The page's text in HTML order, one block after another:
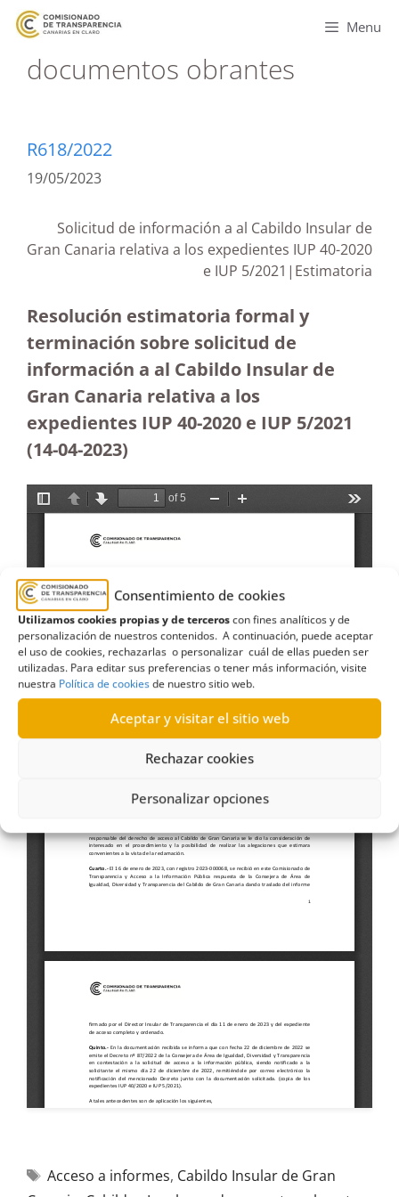
Consentimiento de cookies
Utilizamos cookies propias y de terceroscon fines analíticos y de
personalización de nuestros contenidos. A continuación, puede aceptar
el uso de cookies, rechazarlas o personalizar cuál de ellas pueden ser
utilizadas. Para editar sus preferencias o tener más información, visite
nuestra Política de cookiesde nuestro sitio web.
Aceptar y visitar el sitio web
Rechazar cookies
Personalizar opciones
Menu
documentos obrantes
R618/2022
19/05/2023
Solicitud de información a al Cabildo Insular de
Gran Canaria relativa a los expedientes IUP 40-2020
e IUP 5/2021|Estimatoria
Resolución estimatoria formal y
terminación sobre solicitud de
información a al Cabildo Insular de
Gran Canaria relativa a los
expedientes IUP 40-2020 e IUP 5/2021
(14-04-2023)
Acceso a informes, Cabildo Insular de Gran